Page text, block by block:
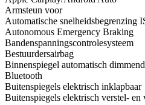
Armsteun voor
Automatische snelheidsbegrenzing
Autonomous Emergency Braking
Bandenspanningscontrolesysteem
Bestuurdersairbag
Binnenspiegel automatisch dimmend
Bluetooth
Buitenspiegels elektrisch inklapbaar
Buitenspiegels elektrisch verstel- en